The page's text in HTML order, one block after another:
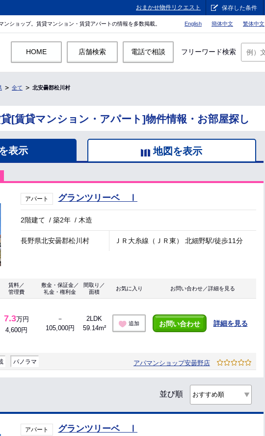
おまかせ物件リクエスト 保存した条件
ショップ。賃貸マンション・賃貸アパートの情報を多数掲載。 English 簡体中文 繁体中文
HOME 店舗検索 電話で相談 フリーワード検索
全て 北安曇郡松川村
[賃貸マンション・アパート]物件情報・お部屋探し
表示 地図を表示
アパート グランツリーベ Ⅰ
2階建て /築2年 / 木造
長野県北安曇郡松川村 ＪＲ大糸線（ＪＲ東） 北細野駅/徒歩11分
賃料／
管理費
敷金・保証金／
礼金・権利金
間取り／
面積
お気に入り お問い合わせ／詳細を見る
7.3万円
4,600円
－
105,000円
2LDK
59.14m²
追加 お問い合わせ 詳細を見る
パノラマ アパマンショップ安曇野店
並び順
アパート グランツリーベ Ⅰ